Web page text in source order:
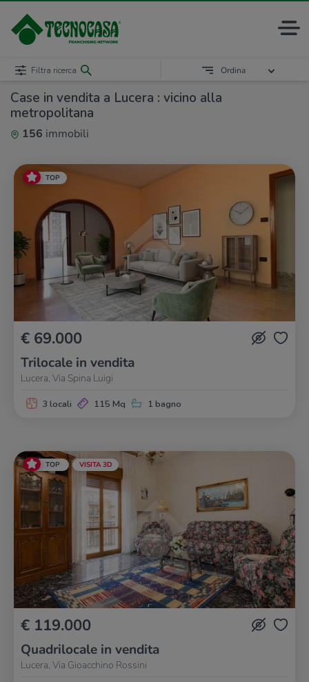
Case in vendita a Lucera : vicino alla
metropolitana
156 immobili
Filtra ricerca Ordina
TOP
€ 69.000
Trilocale in vendita
Lucera, Via Spina Luigi
3 locali 115 Mq 1 bagno
TOP VISITA 3D
€ 119.000
Quadrilocale in vendita
Lucera, Via Gioacchino Rossini